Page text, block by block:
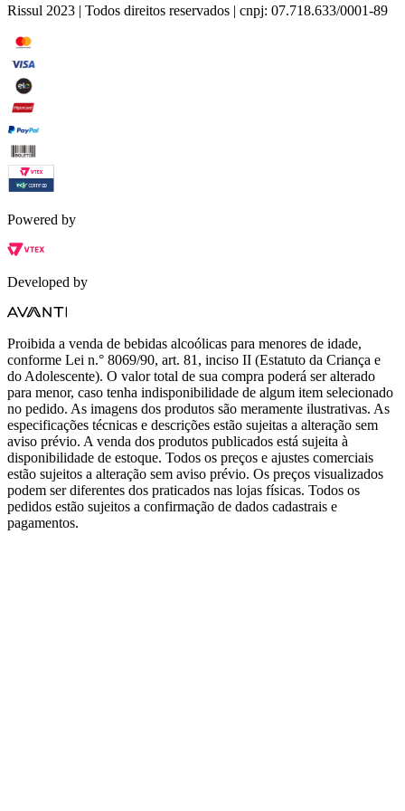
Rissul 2023 | Todos direitos reservados | cnpj: 07.718.633/0001-89
Powered by
Developed by
Proibida a venda de bebidas alcoólicas para menores de idade,
conforme Lei n.° 8069/90, art. 81, inciso II (Estatuto da Criança e
do Adolescente). O valor total de sua compra poderá ser alterado
para menor, caso tenha indisponibilidade de algum item selecionado
no pedido. As imagens dos produtos são meramente ilustrativas. As
especificações técnicas e descrições estão sujeitas a alteração sem
aviso prévio. A venda dos produtos publicados está sujeita à
disponibilidade de estoque. Todos os preços e ajustes comerciais
estão sujeitos a alteração sem aviso prévio. Os preços visualizados
podem ser diferentes dos praticados nas lojas físicas. Todos os
pedidos estão sujeitos a confirmação de dados cadastrais e
pagamentos.